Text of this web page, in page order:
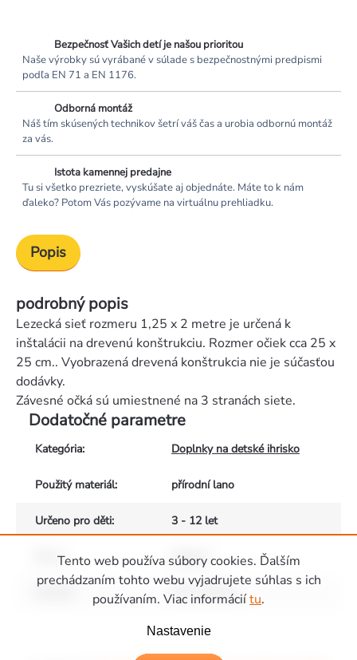
Tento web používa súbory cookies. Ďalším
prechádzaním tohto webu vyjadrujete súhlas s ich
používaním. Viac informáciítu.
Nastavenie
Bezpečnosť Vašich detí je našou prioritou
Naše výrobky sú vyrábané v súlade s bezpečnostnými predpismi
podľa EN 71 a EN 1176.
Odborná montáž
Náš tím skúsených technikov šetrí váš čas a urobia odbornú montáž
za vás.
Istota kamennej predajne
Tu si všetko prezriete, vyskúšate aj objednáte. Máte to k nám
ďaleko? Potom Vás pozývame na virtuálnu prehliadku.
Popis
podrobný popis
Lezecká sieť rozmeru 1,25 x 2 metre je určená k
inštalácii na drevenú konštrukciu. Rozmer očiek cca 25 x
25 cm.. Vyobrazená drevená konštrukcia nie je súčasťou
dodávky.
Závesné očká sú umiestnené na 3 stranách siete.
Dodatočné parametre
Kategória: Doplnky na detské ihrisko
Použitý materiál: přírodní lano
Určeno pro děti: 3 - 12 let
Barva: Natural
120 x 200 cm